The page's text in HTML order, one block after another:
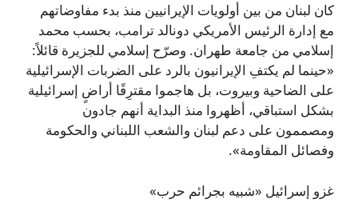
كان لبنان من بين أولويات الإيرانيين منذ بدء مفاوضاتهم
مع إدارة الرئيس الأمريكي دونالد ترامب، بحسب محمد
إسلامي من جامعة طهران. وصرّح إسلامي للجزيرة قائلاً:
«حينما لم يكتفِ الإيرانيون بالرد على الضربات الإسرائيلية
على الضاحية وبيروت، بل هاجموا مقترِفًا أراضٍ إسرائيلية
بشكل استباقي، أظهروا منذ البداية أنهم جادون
ومصممون على دعم لبنان والشعب اللبناني والحكومة
وفصائل المقاومة».
غزو إسرائيل «شبيه بجرائم حرب»